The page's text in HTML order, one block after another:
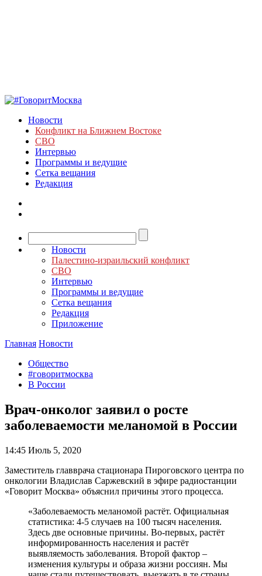
Новости
Конфликт на Ближнем Востоке
СВО
Интервью
Программы и ведущие
Сетка вещания
Редакция
Новости
Палестино-израильский конфликт
СВО
Интервью
Программы и ведущие
Сетка вещания
Редакция
Приложение
Главная Новости
Общество
#говоритмосква
В России
Врач-онколог заявил о росте
заболеваемости меланомой в России
14:45 Июль 5, 2020
Заместитель главврача стационара Пироговского центра по
онкологии Владислав Саржевский в эфире радиостанции
«Говорит Москва» объяснил причины этого процесса.
«Заболеваемость меланомой растёт. Официальная
статистика: 4-5 случаев на 100 тысяч населения.
Здесь две основные причины. Во-первых, растёт
информированность населения и растёт
выявляемость заболевания. Второй фактор –
изменения культуры и образа жизни россиян. Мы